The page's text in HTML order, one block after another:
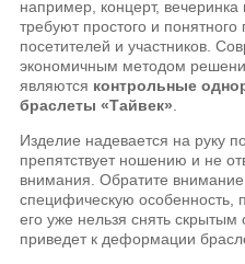
например, концерт,
требуют простого и
посетителей и участников.
экономичным методом
являются контрольные
браслеты «Тайвек».
Изделие надевается на руку
препятствует ношению и не
внимания. Обратите
специфическую особенность,
его уже нельзя снять
приведет к деформации